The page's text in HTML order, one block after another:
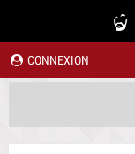
CONNEXION